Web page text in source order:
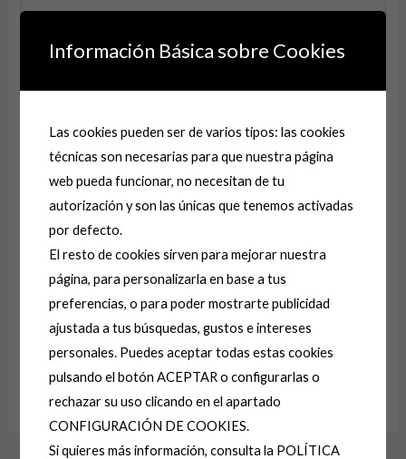
electrónico*
Guarda mi nombre, correo electrónico y web en este
navegador para la próxima vez que comente.
Alternative:
Información Básica sobre Cookies
Las cookies pueden ser de varios tipos: las cookies
técnicas son necesarias para que nuestra página
web pueda funcionar, no necesitan de tu
autorización y son las únicas que tenemos activadas
por defecto.
El resto de cookies sirven para mejorar nuestra
página, para personalizarla en base a tus
preferencias, o para poder mostrarte publicidad
ajustada a tus búsquedas, gustos e intereses
personales. Puedes aceptar todas estas cookies
pulsando el botón ACEPTAR o configurarlas o
rechazar su uso clicando en el apartado
CONFIGURACIÓN DE COOKIES.
Si quieres más información, consulta la POLÍTICA